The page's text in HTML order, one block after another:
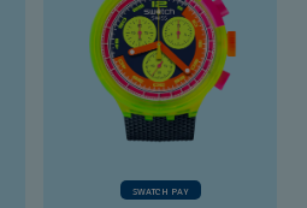
SWATCH PAY